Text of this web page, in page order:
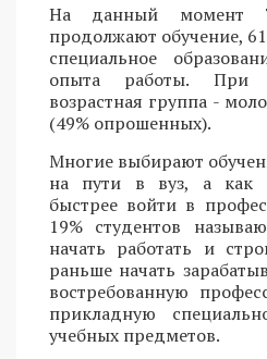
На данный момент
продолжают обучение,
специальное
опыта работы. При
возрастная группа -
(49% опрошенных).
Многие выбирают
на пути в вуз, а как
быстрее войти в
19% студентов
начать работать и
раньше начать
востребованную
прикладную
учебных предметов.